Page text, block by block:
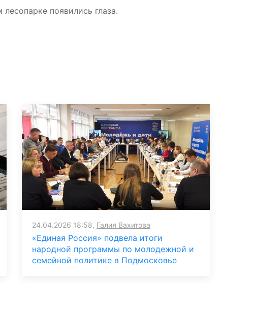
появились глаза.
24.04.2026 18:58, Галия Вахитова
«Единая Россия» подвела итоги
народной программы по молодежной и
семейной политике в Подмосковье